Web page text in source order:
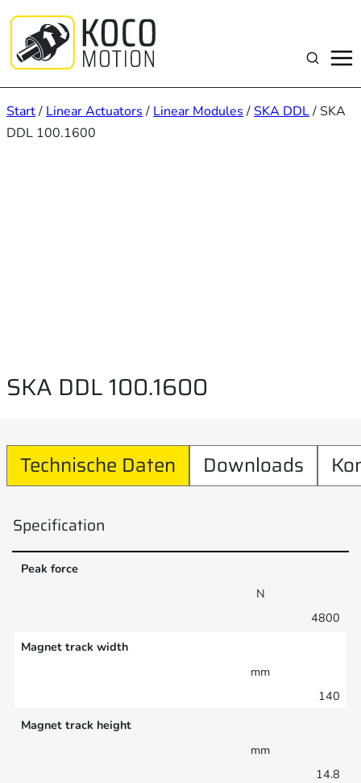
Inhalt
springen
Suchen
Start/ Linear Actuators / Linear Modules /SKA DDL/ SKA
DDL 100.1600
SKA DDL 100.1600
Technische Daten Downloads
Specification
Peak force
N
4800
Magnet track width
mm
140
Magnet track height
mm
14.8